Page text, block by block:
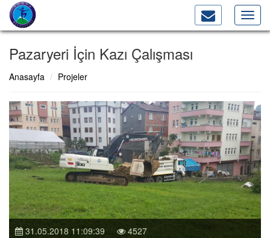
Pazaryeri İçin Kazı Çalışması
Anasayfa Projeler
31.05.2018 11:09:39
4527